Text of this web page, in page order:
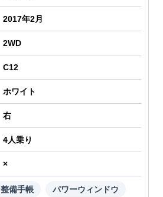
2017年2月
2WD
C12
ホワイト
右
4人乗り
×
整備手帳 パワーウィンドウ